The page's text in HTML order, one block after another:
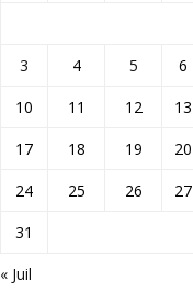
« Juil
3
4 5 6
10
11 12 13
17
18 19 20
24
25 26 27
31